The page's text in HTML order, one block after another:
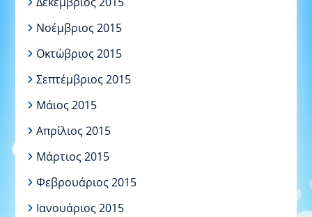
Νοέμβριος 2015
Οκτώβριος 2015
Σεπτέμβριος 2015
Μάιος 2015
Απρίλιος 2015
Μάρτιος 2015
Φεβρουάριος 2015
Ιανουάριος 2015